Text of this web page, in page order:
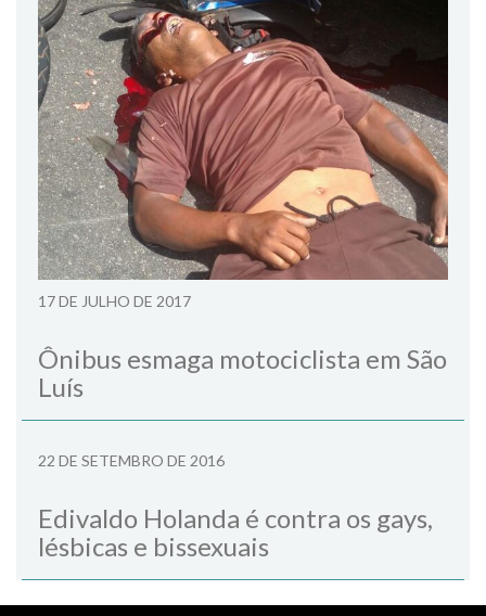
17 DE JULHO DE 2017
Ônibus esmaga motociclista em São
Luís
22 DE SETEMBRO DE 2016
Edivaldo Holanda é contra os gays,
lésbicas e bissexuais